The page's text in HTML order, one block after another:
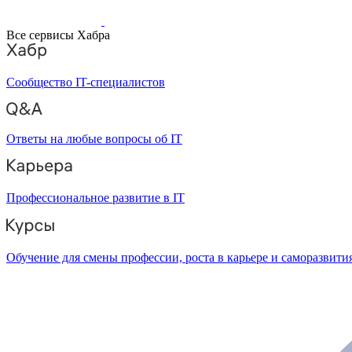
Все сервисы Хабра
Сообщество IT-специалистов
Ответы на любые вопросы об IT
Профессиональное развитие в IT
Обучение для смены профессии, роста в карьере и